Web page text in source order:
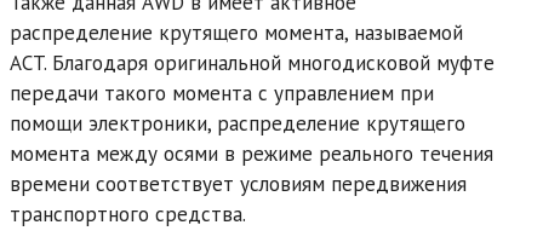
распределение крутящего момента, называемой
ACT. Благодаря оригинальной многодисковой муфте
передачи такого момента с управлением при
помощи электроники, распределение крутящего
момента между осями в режиме реального течения
времени соответствует условиям передвижения
транспортного средства.